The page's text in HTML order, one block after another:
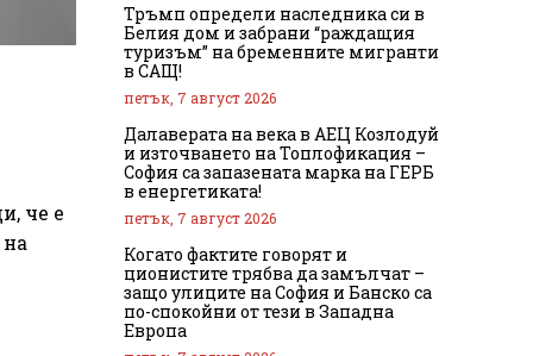
че е
Тръмп определи наследника си в
Белия дом и забрани “раждащия
туризъм” на бременните мигранти
в САЩ!
петък, 7 август 2026
Далаверата на века в АЕЦ Козлодуй
и източването на Топлофикация –
София са запазената марка на ГЕРБ
в енергетиката!
петък, 7 август 2026
Когато фактите говорят и
ционистите трябва да замълчат –
защо улиците на София и Банско са
по-спокойни от тези в Западна
Европа